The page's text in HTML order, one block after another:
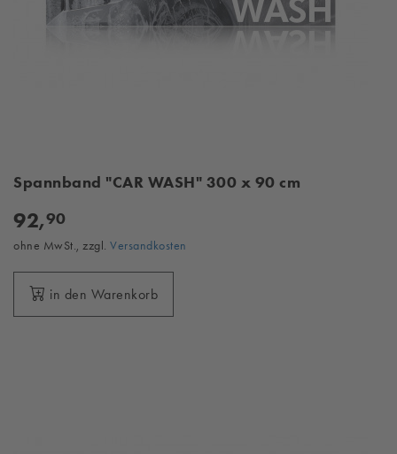
Spannband "CAR WASH" 300 x 90 cm
92,90
ohne MwSt., zzgl. Versandkosten
in den Warenkorb